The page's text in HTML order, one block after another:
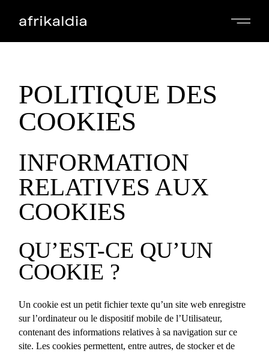
POLITIQUE DES
COOKIES
INFORMATION
RELATIVES AUX
COOKIES
QU’EST-CE QU’UN
COOKIE ?
Un cookie est un petit fichier texte qu’un site web enregistre
sur l’ordinateur ou le dispositif mobile de l’Utilisateur,
contenant des informations relatives à sa navigation sur ce
site. Les cookies permettent, entre autres, de stocker et de